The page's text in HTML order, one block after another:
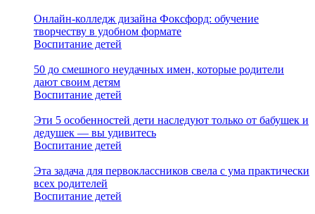
Онлайн-колледж дизайна Фоксфорд: обучение
творчеству в удобном формате
Воспитание детей
50 до смешного неудачных имен, которые родители
дают своим детям
Воспитание детей
Эти 5 особенностей дети наследуют только от бабушек и
дедушек — вы удивитесь
Воспитание детей
Эта задача для первоклассников свела с ума практически
всех родителей
Воспитание детей